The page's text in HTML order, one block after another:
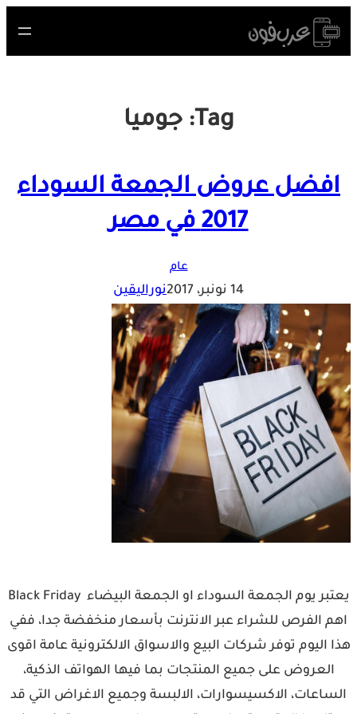
Skip
to
Tag: جوميا
افضل عروض الجمعة السوداء
2017 في مصر
عام
14 نونبر، 2017 نوراليقين
يعتبر يوم الجمعة السوداء او الجمعة البيضاء Black Friday
اهم الفرص للشراء عبر الانترنت بأسعار منخفضة جدا، ففي
هذا اليوم توفر شركات البيع والاسواق الالكترونية عامة اقوى
العروض على جميع المنتجات بما فيها الهواتف الذكية،
الساعات، الاكسيسوارات، الالبسة وجميع الاغراض التي قد